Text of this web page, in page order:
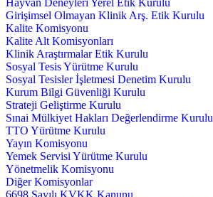
Hayvan Deneyleri Yerel Etik Kurulu
Girişimsel Olmayan Klinik Arş. Etik Kurulu
Kalite Komisyonu
Kalite Alt Komisyonları
Klinik Araştırmalar Etik Kurulu
Sosyal Tesis Yürütme Kurulu
Sosyal Tesisler İşletmesi Denetim Kurulu
Kurum Bilgi Güvenliği Kurulu
Strateji Geliştirme Kurulu
Sınai Mülkiyet Hakları Değerlendirme Kurulu
TTO Yürütme Kurulu
Yayın Komisyonu
Yemek Servisi Yürütme Kurulu
Yönetmelik Komisyonu
Diğer Komisyonlar